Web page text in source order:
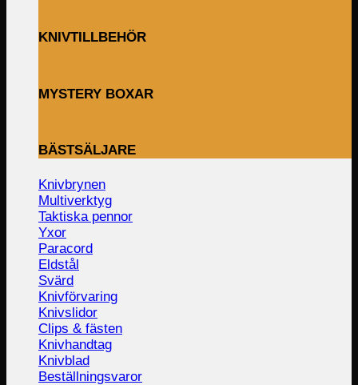
KNIVTILLBEHÖR
MYSTERY BOXAR
BÄSTSÄLJARE
Knivbrynen
Multiverktyg
Taktiska pennor
Yxor
Paracord
Eldstål
Svärd
Knivförvaring
Knivslidor
Clips & fästen
Knivhandtag
Knivblad
Beställningsvaror